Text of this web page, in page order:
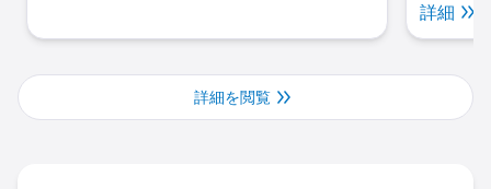
詳細
詳細を閲覧